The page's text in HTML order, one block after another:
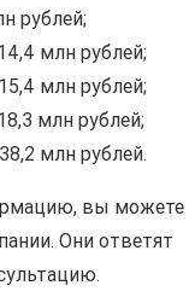
рублей;
млн рублей;
млн рублей;
млн рублей;
млн рублей.
вы можете
Они ответят